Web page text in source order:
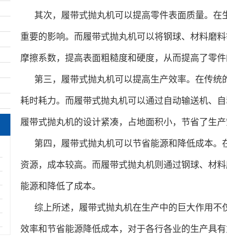
其次，履带式抛丸机可以提高零件表面质量。
重要的影响。而履带式抛丸机可以将钢球、材料磨
摩擦系数，提高表面粗糙度和硬度，从而提高了零
第三，履带式抛丸机可以提高生产效率。在传
耗时耗力。而履带式抛丸机可以通过自动输送机、
履带式抛丸机的设计紧凑，占地面积小，节省了生产
第四，履带式抛丸机可以节省能源和降低成本
资源，成本较高。而履带式抛丸机则通过钢球、材
能源和降低了成本。
综上所述，履带式抛丸机在生产中的巨大作用
效率和节省能源降低成本，对于各行各业的生产具有